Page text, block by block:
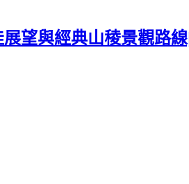
望與經典山稜景觀路線|